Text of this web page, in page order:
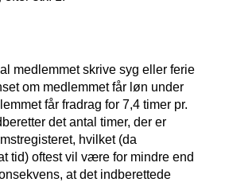
medlemmet skrive syg eller ferie
om medlemmet får løn under
får fradrag for 7,4 timer pr.
det antal timer, der er
hvilket (da
tid) oftest vil være for mindre end
at det indberettede